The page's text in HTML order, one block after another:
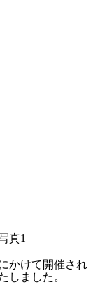
かけて開催され
しました。